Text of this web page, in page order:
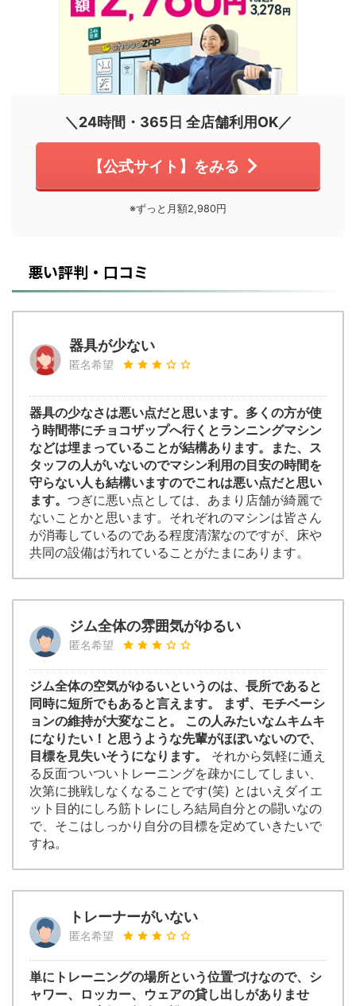
＼24時間・365日 全店舗利用OK／
【公式サイト】をみる
※ずっと月額2,980円
悪い評判・口コミ
器具が少ない
匿名希望
器具の少なさは悪い点だと思います。多くの方が使
う時間帯にチョコザップへ行くとランニングマシン
などは埋まっていることが結構あります。また、ス
タッフの人がいないのでマシン利用の目安の時間を
守らない人も結構いますのでこれは悪い点だと思い
ます。 つぎに悪い点としては、あまり店舗が綺麗で
ないことかと思います。それぞれのマシンは皆さん
が消毒しているのである程度清潔なのですが、床や
共同の設備は汚れていることがたまにあります。
ジム全体の雰囲気がゆるい
匿名希望
ジム全体の空気がゆるいというのは、長所であると
同時に短所でもあると言えます。 まず、モチベーシ
ョンの維持が大変なこと。 この人みたいなムキムキ
になりたい！と思うような先輩がほぼいないので、
目標を見失いそうになります。
それから気軽に通え
る反面ついついトレーニングを疎かにしてしまい、
次第に挑戦しなくなることです(笑) とはいえダイエ
ット目的にしろ筋トレにしろ結局自分との闘いなの
で、そこはしっかり自分の目標を定めていきたいで
すね。
トレーナーがいない
匿名希望
単にトレーニングの場所という位置づけなので、シ
ャワー、ロッカー、ウェアの貸し出しがありませ